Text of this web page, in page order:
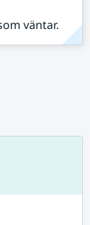
väntar.